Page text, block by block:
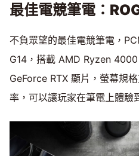
最佳電競筆電：
不負眾望的最佳電競筆電，
G14，搭載 AMD Ryzen
GeForce RTX 顯片，螢幕規
率，可以讓玩家在筆電上體驗